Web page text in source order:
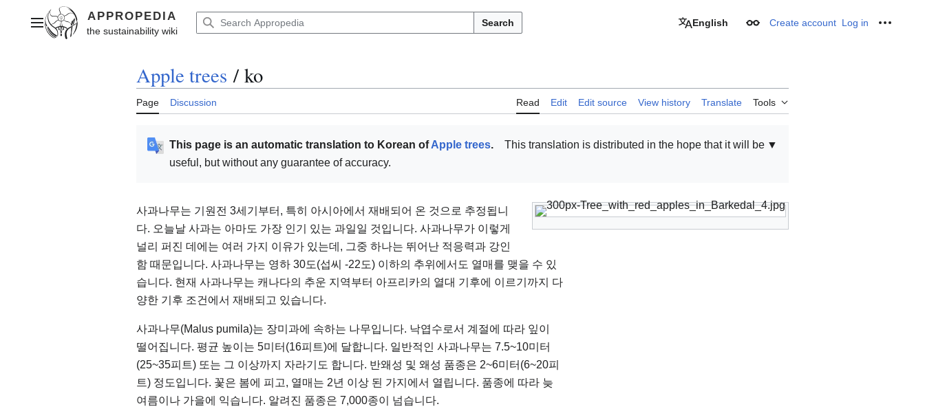
contentMain menu Search English Appearance
Create account Log in
Apple trees / ko
Page Discussion Read Edit Edit source View history Translate Tools
▼
This page is an automatic translation to Korean ofApple trees.
This translation is distributed in the hope that it will be
useful, but without any guarantee of accuracy.
사과나무는 기원전 3세기부터, 특히 아시아에서 재배되어 온 것으로 추정됩니
다. 오늘날 사과는 아마도 가장 인기 있는 과일일 것입니다. 사과나무가 이렇게
널리 퍼진 데에는 여러 가지 이유가 있는데, 그중 하나는 뛰어난 적응력과 강인
함 때문입니다. 사과나무는 영하 30도(섭씨 -22도) 이하의 추위에서도 열매를 맺을 수 있
습니다. 현재 사과나무는 캐나다의 추운 지역부터 아프리카의 열대 기후에 이르기까지 다
양한 기후 조건에서 재배되고 있습니다.
사과나무(Malus pumila)는 장미과에 속하는 나무입니다. 낙엽수로서 계절에 따라 잎이
떨어집니다. 평균 높이는 5미터(16피트)에 달합니다. 일반적인 사과나무는 7.5~10미터
(25~35피트) 또는 그 이상까지 자라기도 합니다. 반왜성 및 왜성 품종은 2~6미터(6~20피
트) 정도입니다. 꽃은 봄에 피고, 열매는 2년 이상 된 가지에서 열립니다. 품종에 따라 늦
여름이나 가을에 익습니다. 알려진 품종은 7,000종이 넘습니다.